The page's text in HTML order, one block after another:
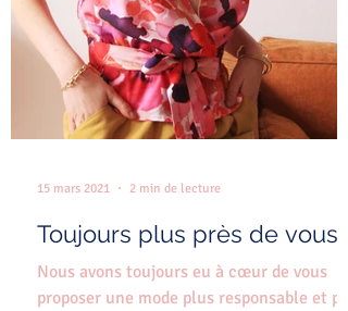
Toujours plus près de vous!
Nous avons toujours eu à cœur de vous
proposer une mode plus responsable et
15 mars 2021 2 min de lecture